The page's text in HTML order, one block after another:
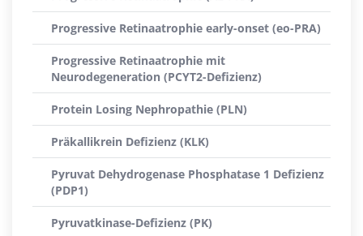
Progressive Retinaatrophie early-onset (eo-PRA)
Progressive Retinaatrophie mit
Neurodegeneration (PCYT2-Defizienz)
Protein Losing Nephropathie (PLN)
Präkallikrein Defizienz (KLK)
Pyruvat Dehydrogenase Phosphatase 1 Defizienz
(PDP1)
Pyruvatkinase-Defizienz (PK)